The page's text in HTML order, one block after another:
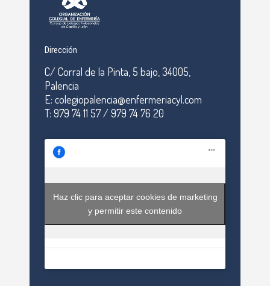
Dirección
C/ Corral de la Pinta, 5 bajo, 34005,
Palencia
E: colegiopalencia@enfermeriacyl.com
T: 979 74 11 57 / 979 74 76 20
Haz clic para aceptar cookies de marketing
y permitir este contenido